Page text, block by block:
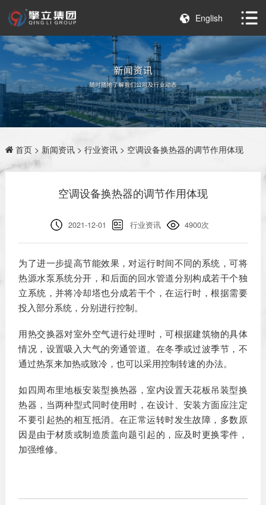
English
首页> 新闻资讯> 行业资讯> 空调设备换热器的调节作用体现
空调设备换热器的调节作用体现
2021-12-01 行业资讯 4900次
为了进一步提高节能效果，对运行时间不同的系统，可将
热源水泵系统分开，和后面的回水管道分别构成若干个独
立系统，并将冷却塔也分成若干个，在运行时，根据需要
投入部分系统，分别进行控制。
用热交换器对室外空气进行处理时，可根据建筑物的具体
情况，设置吸入大气的旁通管道。在冬季或过波季节，不
通过热泵来加热或致冷，也可以采用控制转速的办法。
如四周布里地板安装型换热器，室内设置天花板吊装型换
热器，当两种型式同时使用时，在设计、安装方面应注定
不要引起热的相互抵消。在正常运转时发生故障，多数原
因是由于材质或制造质盖向题引起的，应及时更换零件，
加强维修。